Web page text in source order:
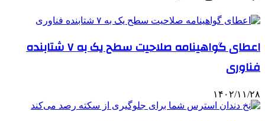
اعطای گواهینامه صلاحیت سطح یک به ۷ شتابنده
فناوری
۱۴۰۲/۱۱/۲۸